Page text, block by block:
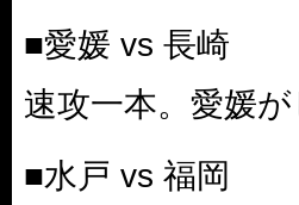
■愛媛 vs 長崎
速攻一本。愛媛
■水戸 vs 福岡